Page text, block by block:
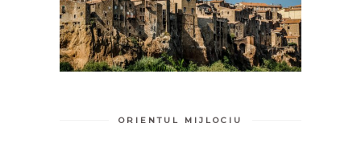
ORIENTUL MIJLOCIU